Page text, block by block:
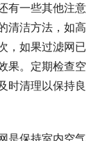
有一些其他注意
清洁方法，如高
，如果过滤网已
果。定期检查空
时清理以保持良
是保持室内空气